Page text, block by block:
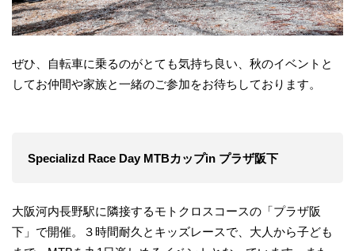
ぜひ、自転車に乗るのがとても気持ち良い、秋のイベントと
してお仲間や家族と一緒のご参加をお待ちしております。
Specializd Race Day MTBカップin プラザ阪下
大阪河内長野駅に隣接するモトクロスコースの「プラザ阪
下」で開催。３時間耐久とキッズレースで、大人から子ども